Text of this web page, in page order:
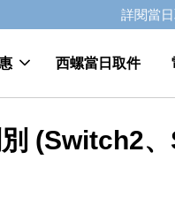
詳閱當
西螺當日取件
(Switch2、